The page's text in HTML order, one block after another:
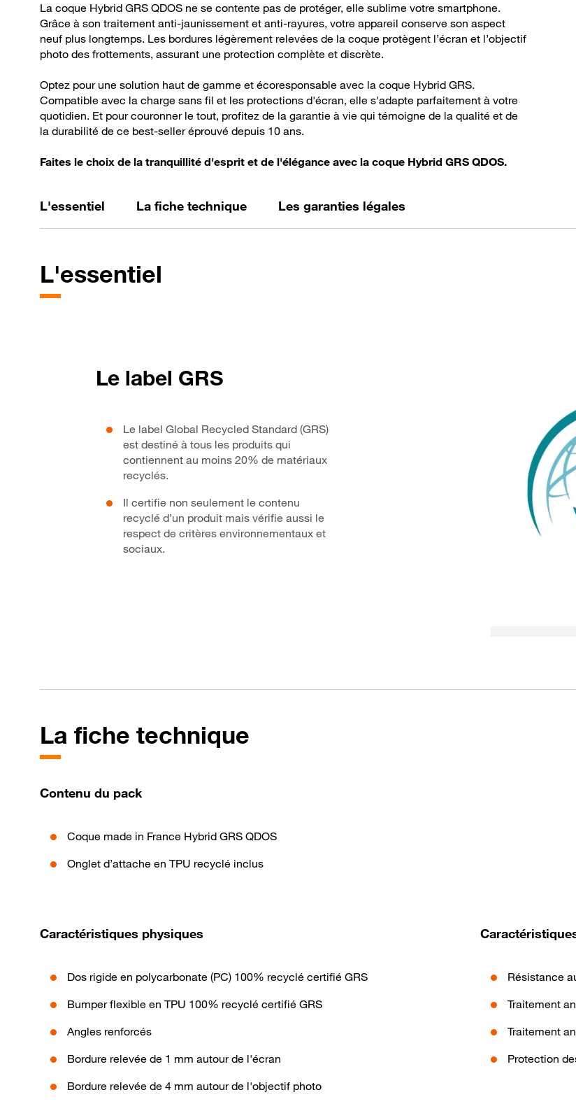
La coque Hybrid GRS QDOS ne se contente pas de protéger, elle sublime votre smartphone.
Grâce à son traitement anti-jaunissement et anti-rayures, votre appareil conserve son aspect
neuf plus longtemps. Les bordures légèrement relevées de la coque protègent l’écran et l’objectif
photo des frottements, assurant une protection complète et discrète.
Optez pour une solution haut de gamme et écoresponsable avec la coque Hybrid GRS.
Compatible avec la charge sans fil et les protections d'écran, elle s'adapte parfaitement à votre
quotidien. Et pour couronner le tout, profitez de la garantie à vie qui témoigne de la qualité et de
la durabilité de ce best-seller éprouvé depuis 10 ans.
Faites le choix de la tranquillité d'esprit et de l'élégance avec la coque Hybrid GRS QDOS.
L'essentiel La fiche technique Les garanties légales
L'essentiel
Le label GRS
Le label Global Recycled Standard (GRS)
est destiné à tous les produits qui
contiennent au moins 20% de matériaux
recyclés.
Il certifie non seulement le contenu
recyclé d’un produit mais vérifie aussi le
respect de critères environnementaux et
sociaux.
La fiche technique
Contenu du pack
Coque made in France Hybrid GRS QDOS
Onglet d’attache en TPU recyclé inclus
Caractéristiques physiques
Dos rigide en polycarbonate (PC) 100% recyclé certifié GRS
Bumper flexible en TPU 100% recyclé certifié GRS
Angles renforcés
Bordure relevée de 1 mm autour de l'écran
Bordure relevée de 4 mm autour de l'objectif photo
Résistance
Traitement
Traitement
Protection